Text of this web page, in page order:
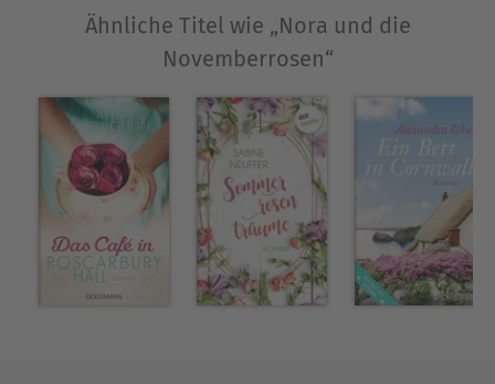
Ähnliche Titel wie „Nora und die
Novemberrosen“